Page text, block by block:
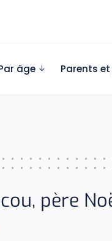
âge Parents
père